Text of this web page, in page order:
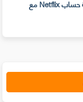
إليك المبلغ الذي يتعين عليك دفعه لمشاركة حساب Netflix مع